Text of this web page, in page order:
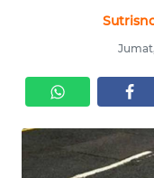
KRIMINAL
EKUIN